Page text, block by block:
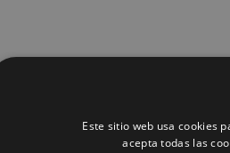
Este sitio web usa cookies
acepta todas las